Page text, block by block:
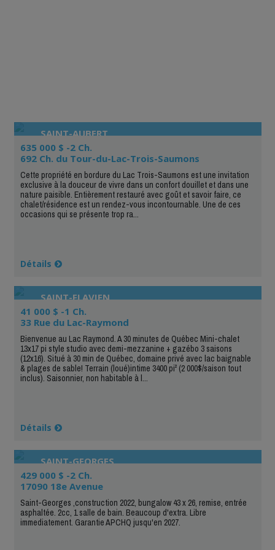
SAINT-AUBERT
635 000 $ -2 Ch.
692 Ch. du Tour-du-Lac-Trois-Saumons
Cette propriété en bordure du Lac Trois-Saumons est une invitation
exclusive à la douceur de vivre dans un confort douillet et dans une
nature paisible. Entièrement restauré avec goût et savoir faire, ce
chalet/résidence est un rendez-vous incontournable. Une de ces
occasions qui se présente trop ra...
Détails
SAINT-FLAVIEN
41 000 $ -1 Ch.
33 Rue du Lac-Raymond
Bienvenue au Lac Raymond. A 30 minutes de Québec Mini-chalet
13x17 pi style studio avec demi-mezzanine + gazébo 3 saisons
(12x16). Situé à 30 min de Québec, domaine privé avec lac baignable
& plages de sable! Terrain (loué)intime 3400 pi² (2 000$/saison tout
inclus). Saisonnier, non habitable à l...
Détails
SAINT-GEORGES
429 000 $ -2 Ch.
17090 18e Avenue
Saint-Georges ,construction 2022, bungalow 43 x 26, remise, entrée
asphaltée. 2cc, 1 salle de bain. Beaucoup d'extra. Libre
immediatement. Garantie APCHQ jusqu'en 2027.